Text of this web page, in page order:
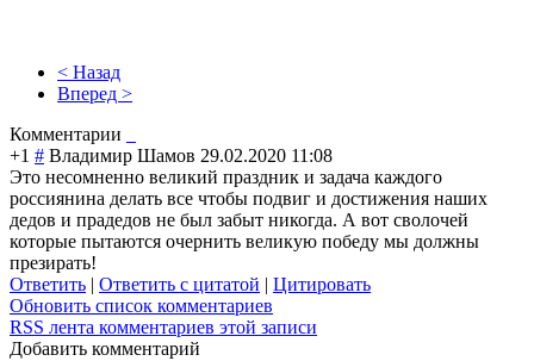
< Назад
Вперед >
Комментарии
+1 # Владимир Шамов 29.02.2020 11:08
Это несомненно великий праздник и задача каждого
россиянина делать все чтобы подвиг и достижения наших
дедов и прадедов не был забыт никогда. А вот сволочей
которые пытаются очернить великую победу мы должны
презирать!
Ответить | Ответить с цитатой | Цитировать
Обновить список комментариев
RSS лента комментариев этой записи
Добавить комментарий